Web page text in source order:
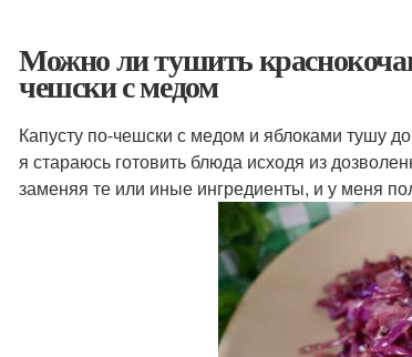
Можно ли тушить
чешски с медом
Капусту по-чешски с медом и яблоками тушу
я стараюсь готовить блюда исходя из
заменяя те или иные ингредиенты, и у меня